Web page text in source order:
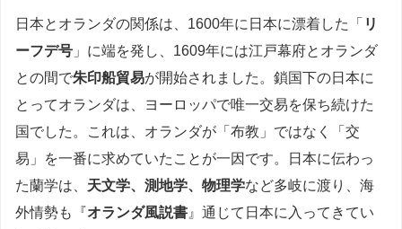
日本とオランダの関係は、1600年に日本に漂着した「 リ
ーフデ号 」に端を発し、1609年には江戸幕府とオランダ
との間で朱印船貿易が開始されました。鎖国下の日本に
とってオランダは、ヨーロッパで唯一交易を保ち続けた
国でした。これは、オランダが「布教」ではなく「交
易」を一番に求めていたことが一因です。日本に伝わっ
た蘭学は、 天文学、測地学、物理学など多岐に渡り、海
外情勢も『オランダ風説書 』通じて日本に入ってきてい